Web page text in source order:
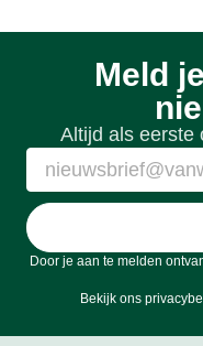
Meld
Altijd als eerste
Door je aan te melden
Bekijk ons